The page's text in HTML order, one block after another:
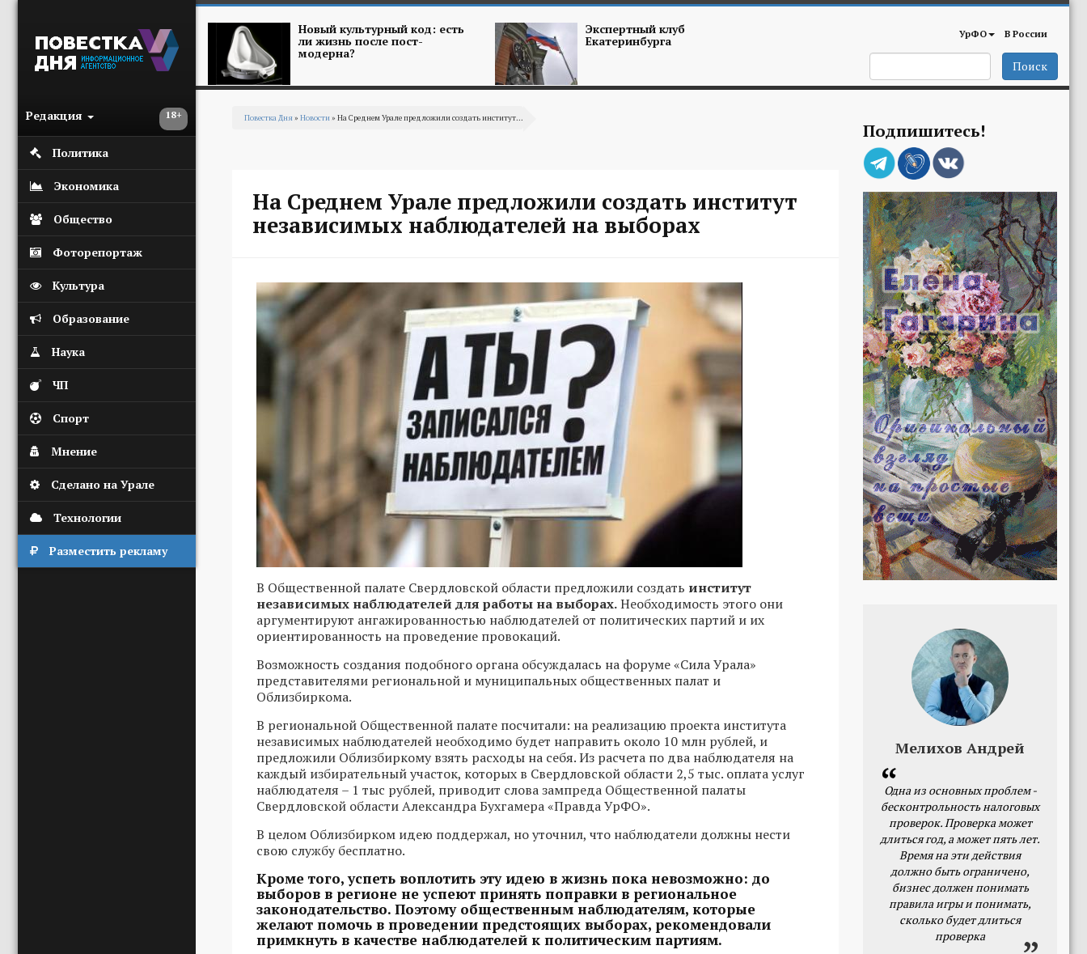
18+
Редакция
Политика
Экономика
Общество
Фоторепортаж
Культура
Образование
Наука
ЧП
Спорт
Мнение
Сделано на Урале
Технологии
Разместить рекламу
Новый культурный код: есть
ли жизнь после пост-
модерна?
Экспертный клуб
Екатеринбурга УрФО В России
Поиск
Повестка Дня» Новости» На Среднем Урале предложили создать институт...
На Среднем Урале предложили создать институт
независимых наблюдателей на выборах
В Общественной палате Свердловской области предложили создать институт
независимых наблюдателей для работы на выборах.Необходимость этого они
аргументируют ангажированностью наблюдателей от политических партий и их
ориентированность на проведение провокаций.
Возможность создания подобного органа обсуждалась на форуме «Сила Урала»
представителями региональной и муниципальных общественных палат и
Облизбиркома.
В региональной Общественной палате посчитали: на реализацию проекта института
независимых наблюдателей необходимо будет направить около 10 млн рублей, и
предложили Облизбиркому взять расходы на себя. Из расчета по два наблюдателя на
каждый избирательный участок, которых в Свердловской области 2,5 тыс. оплата услуг
наблюдателя – 1 тыс рублей, приводит слова зампреда Общественной палаты
Свердловской области Александра Бухгамера «Правда УрФО».
В целом Облизбирком идею поддержал, но уточнил, что наблюдатели должны нести
свою службу бесплатно.
Кроме того, успеть воплотить эту идею в жизнь пока невозможно: до
выборов в регионе не успеют принять поправки в региональное
законодательство. Поэтому общественным наблюдателям, которые
желают помочь в проведении предстоящих выборах, рекомендовали
примкнуть в качестве наблюдателей к политическим партиям.
Подпишитесь!
Мелихов Андрей
Одна из основных проблем -
бесконтрольность налоговых
проверок. Проверка может
длиться год, а может пять лет.
Время на эти действия
должно быть ограничено,
бизнес должен понимать
правила игры и понимать,
сколько будет длиться
проверка